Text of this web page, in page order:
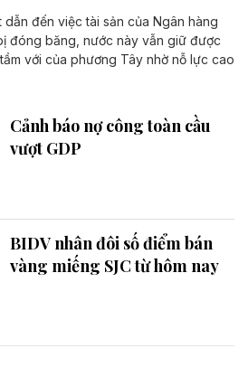
đến việc tài sản của Ngân hàng
đóng băng, nước này vẫn giữ được
với của phương Tây nhờ nỗ lực cao
Cảnh báo nợ công toàn cầu
vượt GDP
BIDV nhân đôi số điểm bán
vàng miếng SJC từ hôm nay